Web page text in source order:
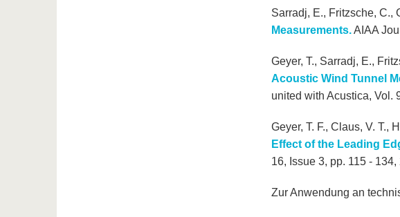
Sarradj, E., Fritzsche, C.,
Measurements.AIAA
Geyer, T., Sarradj, E.,
Acoustic Wind Tunnel
united with Acustica, Vol.
Geyer, T. F., Claus, V. T.,
Effect of the Leading
16, Issue 3, pp. 115 - 134,
Zur Anwendung an